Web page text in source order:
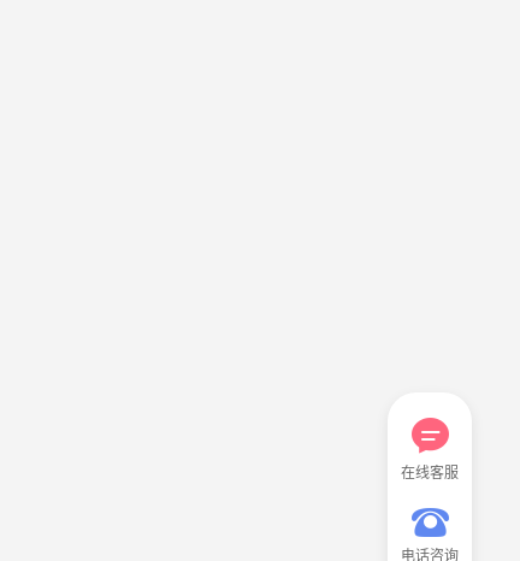
在线客服
电话咨询